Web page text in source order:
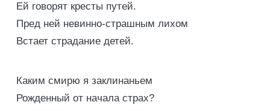
Ей говорят кресты путей.
Пред ней невинно-страшным лихом
Встает страдание детей.
Каким смирю я заклинаньем
Рожденный от начала страх?